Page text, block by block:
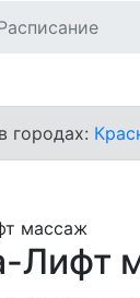
городах:
Лифт